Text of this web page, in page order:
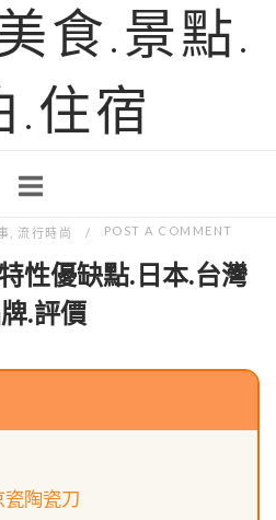
食.景點.
.住宿
流行時尚 POST A COMMENT
性優缺點.日本.台灣
.評價
瓷陶瓷刀